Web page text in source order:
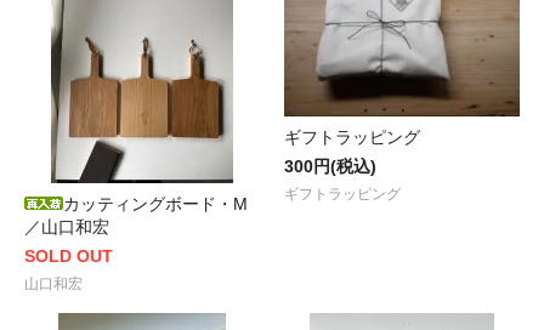
カッティングボード・M
／山口和宏
SOLD OUT
山口和宏
ギフトラッピング
300円(税込)
ギフトラッピング